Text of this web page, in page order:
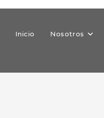
Inicio Nosotros